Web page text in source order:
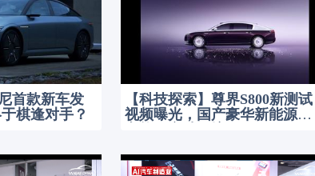
首款新车发
棋逢对手？
【科技探索】尊界S800新测试
视频曝光，国产豪华新能源汽